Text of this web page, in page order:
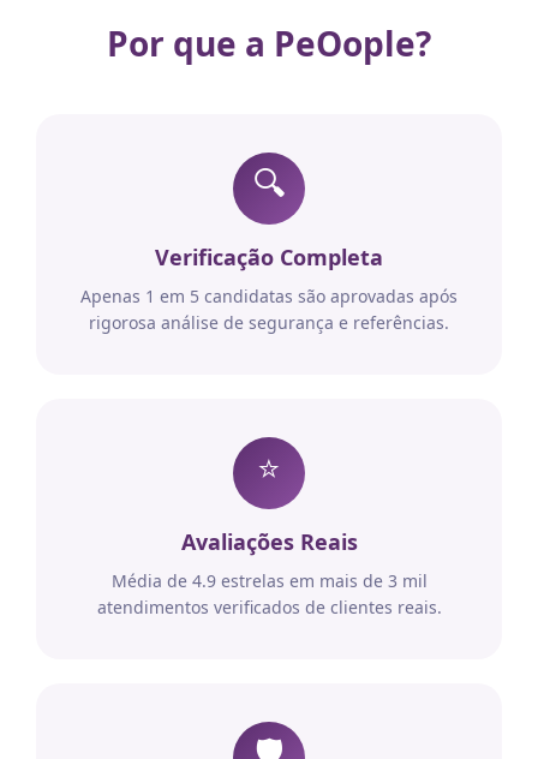
Por que a PeOople?
🔍
Verificação Completa
Apenas 1 em 5 candidatas são aprovadas após
rigorosa análise de segurança e referências.
⭐
Avaliações Reais
Média de 4.9 estrelas em mais de 3 mil
atendimentos verificados de clientes reais.